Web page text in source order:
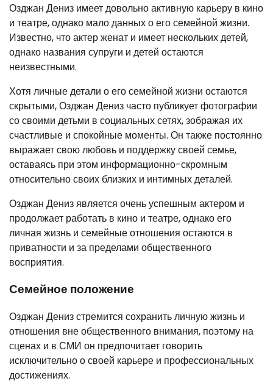
Озджан Дениз имеет довольно активную карьеру в кино
и театре, однако мало данных о его семейной жизни.
Известно, что актер женат и имеет нескольких детей,
однако названия супруги и детей остаются
неизвестными.
Хотя личные детали о его семейной жизни остаются
скрытыми, Озджан Дениз часто публикует фотографии
со своими детьми в социальных сетях, зображая их
счастливые и спокойные моменты. Он также постоянно
выражает свою любовь и поддержку своей семье,
оставаясь при этом информационно-скромным
относительно своих близких и интимных деталей.
Озджан Дениз является очень успешным актером и
продолжает работать в кино и театре, однако его
личная жизнь и семейные отношения остаются в
приватности и за пределами общественного
восприятия.
Семейное положение
Озджан Дениз стремится сохранить личную жизнь и
отношения вне общественного внимания, поэтому на
сценах и в СМИ он предпочитает говорить
исключительно о своей карьере и профессиональных
достижениях.